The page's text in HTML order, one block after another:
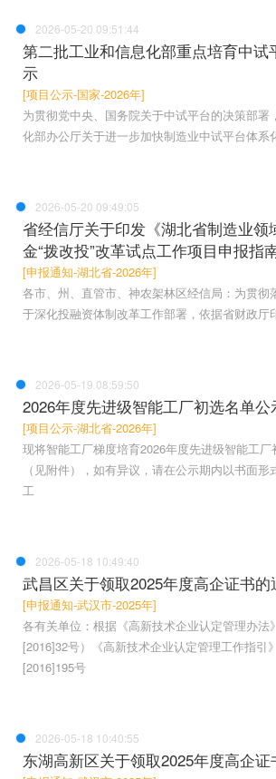
2026-05-20 09:51:44
第二批工业和信息化部重点培育中试
示
[项目公示-国家-2026年]
为贯彻党中央、国务院关于中试平台的决策部署
化部办公厅关于进一步加快制造业中试平台体系
2026-05-20 09:49:05
省经信厅关于印发《湖北省制造业领
金“拨改投”改革试点工作项目申报指
[申报通知-湖北省-2026年]
各市、州、直管市、神农架林区经信局：为贯彻
于深化投融资体制改革工作部署，依据省财政厅
2026-05-19 08:59:50
2026年度先进级智能工厂初选名单公
[项目公示-湖北省-2026年]
现将智能工厂梯度培育2026年度先进级智能工
（见附件），如有异议，请在公示期内以书面
工
2026-05-18 10:49:40
武昌区关于领取2025年度高企证书的
[申报通知-武汉市-2025年]
各有关单位：根据《高新技术企业认定管理办法
[2016]32号）《高新技术企业认定管理工作指引
[2016]195号
2026-05-18 10:40:55
东湖高新区关于领取2025年度高企证